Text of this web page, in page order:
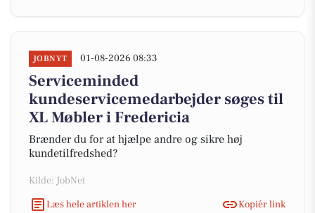
JOBNYT 01-08-2026 08:33
Serviceminded
kundeservicemedarbejder søges til
XL Møbler i Fredericia
Brænder du for at hjælpe andre og sikre høj
kundetilfredshed?
Kilde: JobNet
Læs hele artiklen her
Kopiér link